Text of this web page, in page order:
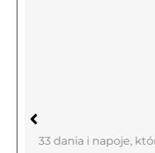
33 dania i napoje,